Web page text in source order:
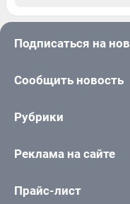
Подписаться на
Сообщить новость
Рубрики
Реклама на сайте
Прайс-лист